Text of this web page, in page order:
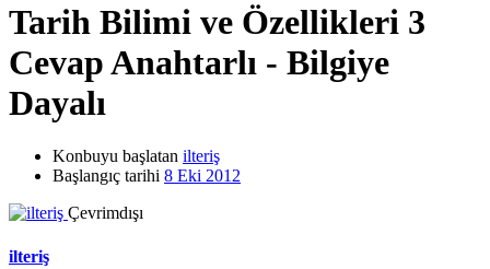
Tarih Bilimi ve Özellikleri 3
Cevap Anahtarlı - Bilgiye
Dayalı
Konbuyu başlatan ilteriş
Başlangıç tarihi 8 Eki 2012
Çevrimdışı
ilteriş